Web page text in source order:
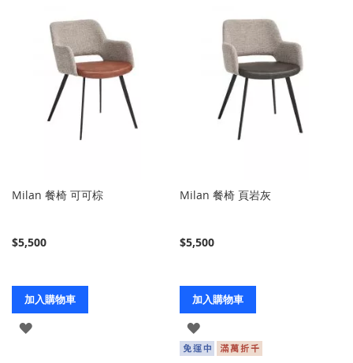
Milan 餐椅 可可棕
$5,500
加入購物車
登
Milan 餐椅 頁岩灰
$5,500
加入購物車
登
入